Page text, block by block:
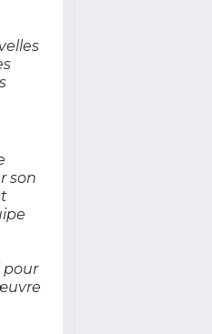
son
pour